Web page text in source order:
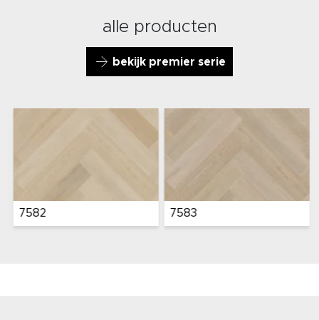
alle producten
bekijk premier serie
7582 7583